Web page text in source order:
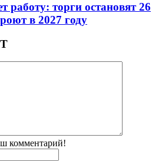
работу: торги остановят 26
в 2027 году
комментарий!